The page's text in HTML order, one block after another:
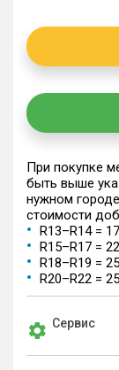
При покупке
быть выше
нужном
стоимости
R13–R14 =
R15–R17 =
R18–R19 =
R20–R22 =
Сервис